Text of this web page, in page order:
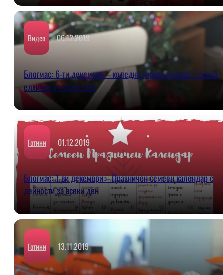
Видео 06.12.2019
Блогмас: 6-ти декември – коледна украса за маса / лесна
елхичка от салфетка/
Готини 01.12.2019
Блогмас: 1-ви декември – Празничен семеен календар с
дейности за всеки ден
Готини 13.11.2019